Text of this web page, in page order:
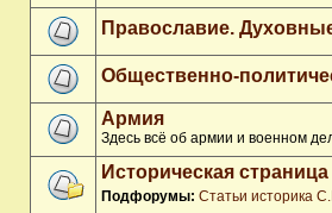
Православие.
Общественно-
Армия
Здесь всё об армии и военном
Историческая страница
Подфорумы: Статьи историка